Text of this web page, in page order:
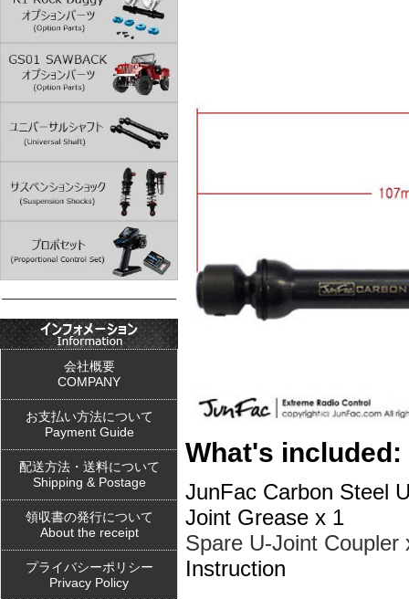
会社概要
COMPANY
お支払い方法について
Payment Guide
配送方法・送料について
Shipping & Postage
領収書の発行について
About the receipt
プライバシーポリシー
Privacy Policy
What's included:
JunFac Carbon Steel
Joint Grease x 1
Spare U-Joint Coupler
Instruction